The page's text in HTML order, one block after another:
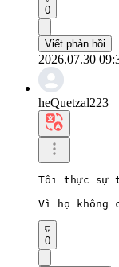
0
Viết phản hồi
2026.07.30
heQuetzal223
Tôi thực sự
Vì họ không
0